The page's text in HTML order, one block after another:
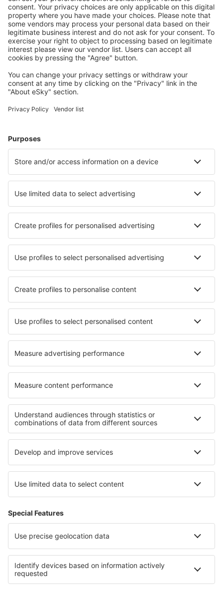
Saint Peter Port Guernsey (GCI)
Londres
Humberside Airport (HUY)
Inverness Airport (INV)
Islay Glenegedale (ILY)
Isle Of Colonsay (CSA)
Orkney Island Kirkwall (KOI)
Lands End Airport (LEQ)
Londres
Londres
Londres
Manchester Airport (MAN)
Newquay Airport (NQY)
North Ronaldsay (NRL)
Norwich Intl Airport (NWI)
Papa Westray (PPW)
Heliporto de Penzance (PZE)
Glasgow
Isles of Scilly St Mary's (ISC)
Stornoway Airport (SYY)
Lerwick
Swansea Airport (SWS)
Teesside (MME)